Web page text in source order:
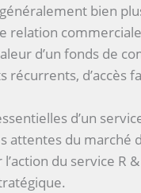
bien
relation
d’un fonds de
récurrents, d’accès
d’un
attentes du marché
du service R